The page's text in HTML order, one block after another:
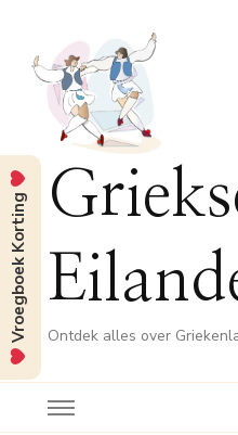
Ontdek alles over
Vroegboek Korting